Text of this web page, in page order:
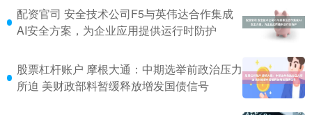
配资官司 安全技术公司F5与英伟达合作集成
AI安全方案，为企业应用提供运行时防护
股票杠杆账户 摩根大通：中期选举前政治压力
所迫 美财政部料暂缓释放增发国债信号